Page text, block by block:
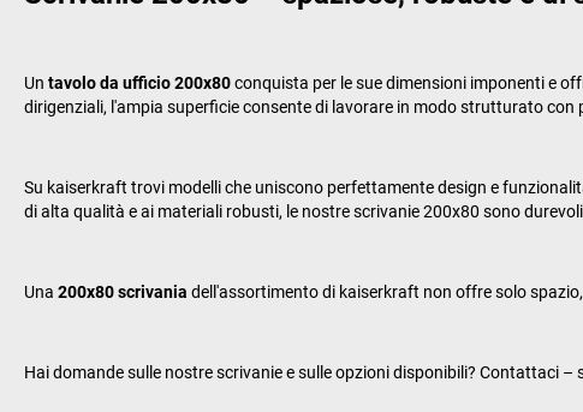
Un tavolo da ufficio 200x80conquista per le sue dimensioni imponenti e
dirigenziali, l'ampia superficie consente di lavorare in modo strutturato
Su kaiserkraft trovi modelli che uniscono perfettamente design e
di alta qualità e ai materiali robusti, le nostre scrivanie 200x80 sono
Una 200x80 scrivania dell'assortimento di kaiserkraft non offre solo
Hai domande sulle nostre scrivanie e sulle opzioni disponibili? Contattaci